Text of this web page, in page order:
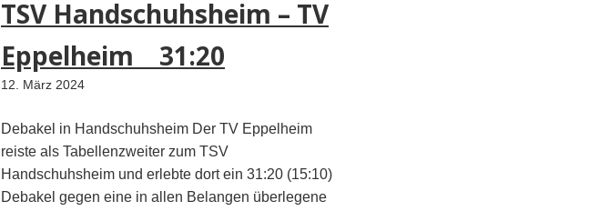
TSV Handschuhsheim – TV
Eppelheim 31:20
12. März 2024
Debakel in Handschuhsheim Der TV Eppelheim
reiste als Tabellenzweiter zum TSV
Handschuhsheim und erlebte dort ein 31:20 (15:10)
Debakel gegen eine in allen Belangen überlegene